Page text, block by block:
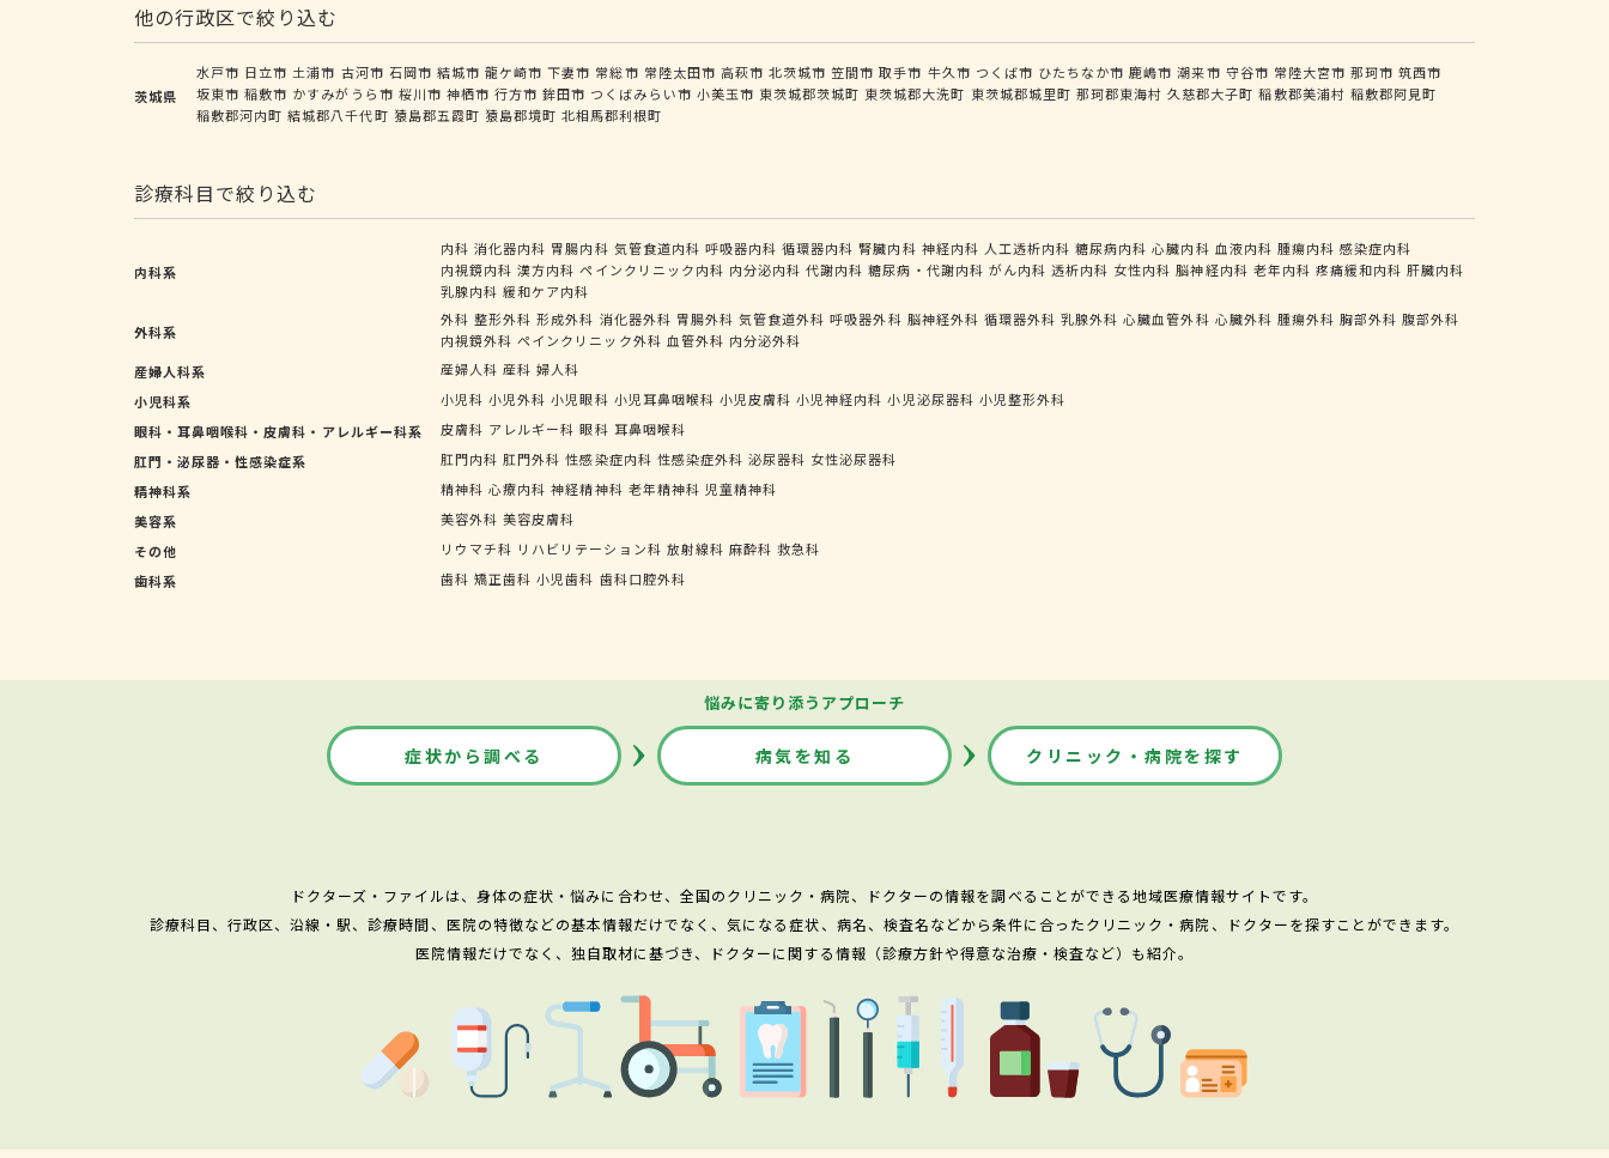
他の行政区で絞り込む
茨城県
水戸市 日立市 土浦市 古河市 石岡市 結城市 龍ケ崎市 下妻市 常総市 常陸太田市 高萩市 北茨城市 笠間市 取手市 牛久市 つくば市 ひたちなか市 鹿嶋市 潮来市 守谷市 常陸大宮市 那珂市 筑西市
坂東市 稲敷市 かすみがうら市 桜川市 神栖市 行方市 鉾田市 つくばみらい市 小美玉市 東茨城郡茨城町 東茨城郡大洗町 東茨城郡城里町 那珂郡東海村 久慈郡大子町 稲敷郡美浦村 稲敷郡阿見町
稲敷郡河内町 結城郡八千代町 猿島郡五霞町 猿島郡境町 北相馬郡利根町
診療科目で絞り込む
内科系
内科 消化器内科 胃腸内科 気管食道内科 呼吸器内科 循環器内科 腎臓内科 神経内科 人工透析内科 糖尿病内科 心臓内科 血液内科 腫瘍内科 感染症内科
内視鏡内科 漢方内科 ペインクリニック内科 内分泌内科 代謝内科 糖尿病・代謝内科 がん内科 透析内科 女性内科 脳神経内科 老年内科 疼痛緩和内科 肝臓内科
乳腺内科 緩和ケア内科
外科系
外科 整形外科 形成外科 消化器外科 胃腸外科 気管食道外科 呼吸器外科 脳神経外科 循環器外科 乳腺外科 心臓血管外科 心臓外科 腫瘍外科 胸部外科 腹部外科
内視鏡外科 ペインクリニック外科 血管外科 内分泌外科
産婦人科系
産婦人科 産科 婦人科
小児科系
小児科 小児外科 小児眼科 小児耳鼻咽喉科 小児皮膚科 小児神経内科 小児泌尿器科 小児整形外科
眼科・耳鼻咽喉科・皮膚科・アレルギー科系
皮膚科 アレルギー科 眼科 耳鼻咽喉科
肛門・泌尿器・性感染症系
肛門内科 肛門外科 性感染症内科 性感染症外科 泌尿器科 女性泌尿器科
精神科系
精神科 心療内科 神経精神科 老年精神科 児童精神科
美容系
美容外科 美容皮膚科
その他
リウマチ科 リハビリテーション科 放射線科 麻酔科 救急科
歯科系
歯科 矯正歯科 小児歯科 歯科口腔外科
悩みに寄り添うアプローチ
症状から調べる 病気を知る クリニック・病院を探す
ドクターズ・ファイルは、身体の症状・悩みに合わせ、全国のクリニック・病院、ドクターの情報を調べることができる地域医療情報サイトです。
診療科目、行政区、沿線・駅、診療時間、医院の特徴などの基本情報だけでなく、気になる症状、病名、検査名などから条件に合ったクリニック・病院、ドクターを探すことができます。
医院情報だけでなく、独自取材に基づき、ドクターに関する情報（診療方針や得意な治療・検査など）も紹介。